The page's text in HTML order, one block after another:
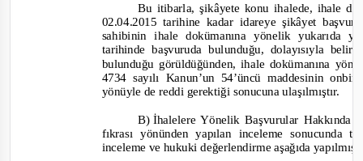
Bu itibarla, şikâyete konu ihalede, ihale
02.04.2015 tarihine kadar idareye şikâyet
sahibinin ihale dokümanına yönelik yukarıda
tarihinde başvuruda bulunduğu, dolayısıyla
bulunduğu görüldüğünden, ihale dokümanına
4734 sayılı Kanun’un 54’üncü maddesinin
yönüyle de reddi gerektiği sonucuna ulaşılmıştır.
B) İhalelere Yönelik Başvurular
fıkrası yönünden yapılan inceleme
inceleme ve hukuki değerlendirme aşağıda